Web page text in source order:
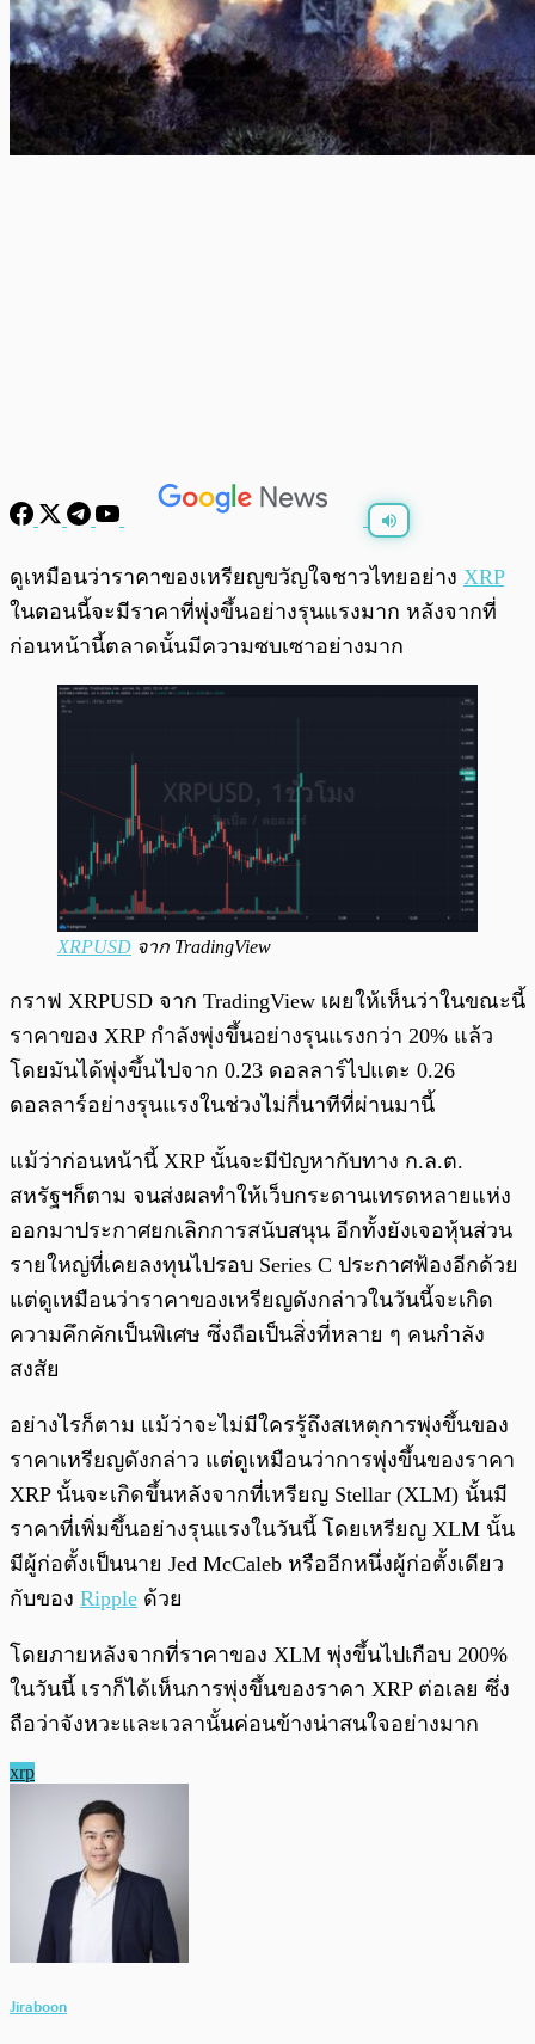
พร้อมเล่น /
ดูเหมือนว่าราคาของเหรียญขวัญใจชาวไทยอย่าง XRP
ในตอนนี้จะมีราคาที่พุ่งขึ้นอย่างรุนแรงมาก หลังจากที่
ก่อนหน้านี้ตลาดนั้นมีความซบเซาอย่างมาก
XRPUSD จาก TradingView
กราฟ XRPUSD จาก TradingView เผยให้เห็นว่าในขณะนี้
ราคาของ XRP กำลังพุ่งขึ้นอย่างรุนแรงกว่า 20% แล้ว
โดยมันได้พุ่งขึ้นไปจาก 0.23 ดอลลาร์ไปแตะ 0.26
ดอลลาร์อย่างรุนแรงในช่วงไม่กี่นาทีที่ผ่านมานี้
แม้ว่าก่อนหน้านี้ XRP นั้นจะมีปัญหากับทาง ก.ล.ต.
สหรัฐฯก็ตาม จนส่งผลทำให้เว็บกระดานเทรดหลายแห่ง
ออกมาประกาศยกเลิกการสนับสนุน อีกทั้งยังเจอหุ้นส่วน
รายใหญ่ที่เคยลงทุนไปรอบ Series C ประกาศฟ้องอีกด้วย
แต่ดูเหมือนว่าราคาของเหรียญดังกล่าวในวันนี้จะเกิด
ความคึกคักเป็นพิเศษ ซึ่งถือเป็นสิ่งที่หลาย ๆ คนกำลัง
สงสัย
อย่างไรก็ตาม แม้ว่าจะไม่มีใครรู้ถึงสเหตุการพุ่งขึ้นของ
ราคาเหรียญดังกล่าว แต่ดูเหมือนว่าการพุ่งขึ้นของราคา
XRP นั้นจะเกิดขึ้นหลังจากที่เหรียญ Stellar (XLM) นั้นมี
ราคาที่เพิ่มขึ้นอย่างรุนแรงในวันนี้ โดยเหรียญ XLM นั้น
มีผู้ก่อตั้งเป็นนาย Jed McCaleb หรืออีกหนึ่งผู้ก่อตั้งเดียว
กับของ Ripple ด้วย
โดยภายหลังจากที่ราคาของ XLM พุ่งขึ้นไปเกือบ 200%
ในวันนี้ เราก็ได้เห็นการพุ่งขึ้นของราคา XRP ต่อเลย ซึ่ง
ถือว่าจังหวะและเวลานั้นค่อนข้างน่าสนใจอย่างมาก
xrp
Jiraboon